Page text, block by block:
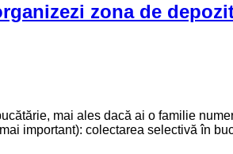
zona de
mai ales dacă ai o familie
important): colectarea selectivă în